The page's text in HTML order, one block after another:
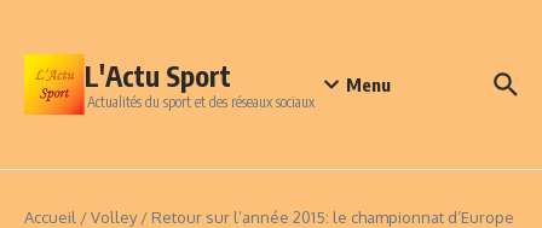
L'Actu Sport
Actualités du sport et des réseaux sociaux
Menu
Accueil /Volley/ Retour sur l’année 2015: le championnat d’Europe